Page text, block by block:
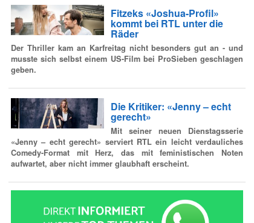
Fitzeks «Joshua-Profil»
kommt bei RTL unter die
Räder
Der Thriller kam an Karfreitag nicht besonders gut an - und
musste sich selbst einem US-Film bei ProSieben geschlagen
geben.
Die Kritiker: «Jenny – echt
gerecht»
Mit seiner neuen Dienstagsserie
«Jenny – echt gerecht» serviert RTL ein leicht verdauliches
Comedy-Format mit Herz, das mit feministischen Noten
aufwartet, aber nicht immer glaubhaft erscheint.